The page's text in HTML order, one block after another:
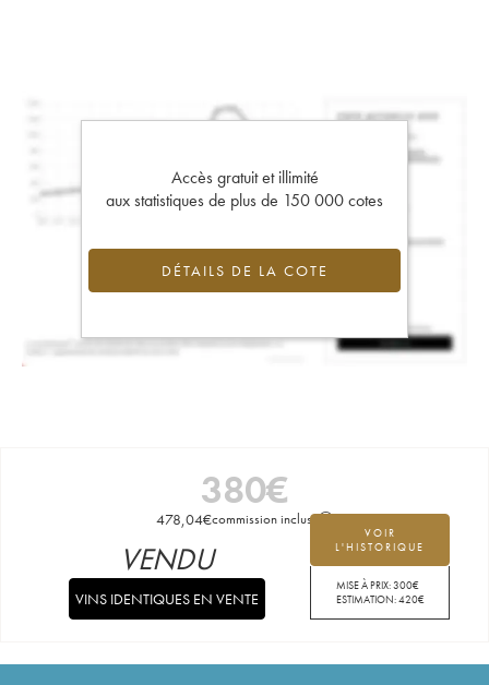
Accès gratuit et illimité
aux statistiques de plus de 150 000 cotes
DÉTAILS DE LA COTE
380€
478,04€commission incluse
VOIR
L'HISTORIQUE
MISE À PRIX:300€
ESTIMATION:420€
VENDU
VINS IDENTIQUES EN VENTE